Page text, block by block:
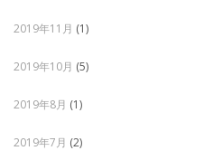
2019年11月 (1)
2019年10月 (5)
2019年8月 (1)
2019年7月 (2)